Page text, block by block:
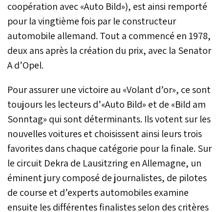
coopération avec «Auto Bild»), est ainsi remporté
pour la vingtième fois par le constructeur
automobile allemand. Tout a commencé en 1978,
deux ans après la création du prix, avec la Senator
A d’Opel.
Pour assurer une victoire au «Volant d’or», ce sont
toujours les lecteurs d’«Auto Bild» et de «Bild am
Sonntag» qui sont déterminants. Ils votent sur les
nouvelles voitures et choisissent ainsi leurs trois
favorites dans chaque catégorie pour la finale. Sur
le circuit Dekra de Lausitzring en Allemagne, un
éminent jury composé de journalistes, de pilotes
de course et d’experts automobiles examine
ensuite les différentes finalistes selon des critères